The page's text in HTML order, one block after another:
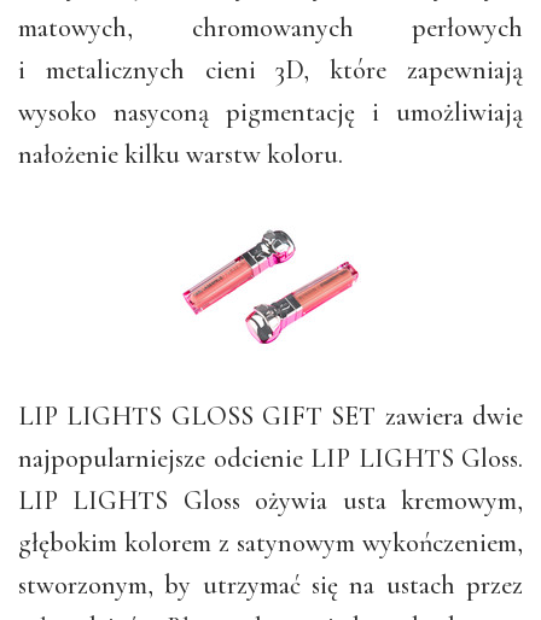
matowych, chromowanych perłowych
i metalicznych cieni 3D, które zapewniają
wysoko nasyconą pigmentację i umożliwiają
nałożenie kilku warstw koloru.
LIP LIGHTS GLOSS GIFT SET zawiera dwie
najpopularniejsze odcienie LIP LIGHTS Gloss.
LIP LIGHTS Gloss ożywia usta kremowym,
głębokim kolorem z satynowym wykończeniem,
stworzonym, by utrzymać się na ustach przez